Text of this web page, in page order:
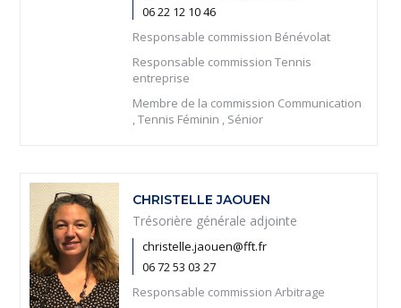
06 22 12 10 46
Responsable commission Bénévolat
Responsable commission Tennis
entreprise
Membre de la commission Communication
, Tennis Féminin , Sénior
CHRISTELLE JAOUEN
Trésorière générale adjointe
christelle.jaouen@fft.fr
06 72 53 03 27
Responsable commission Arbitrage